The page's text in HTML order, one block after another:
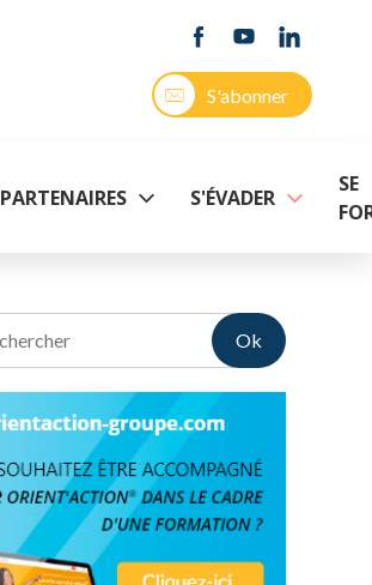
S'abonner
PARTENAIRES S'ÉVADER
SE
Ok